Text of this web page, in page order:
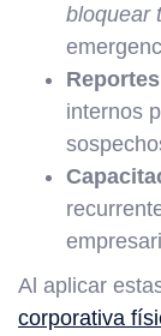
bloquear
internos
Al aplicar
corporativa